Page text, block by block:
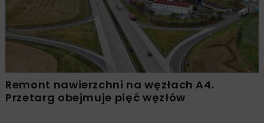
Remont nawierzchni na węzłach A4.
Przetarg obejmuje pięć węzłów